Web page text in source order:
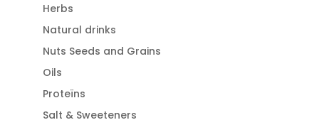
Herbs
Natural drinks
Nuts Seeds and Grains
Oils
Proteïns
Salt & Sweeteners